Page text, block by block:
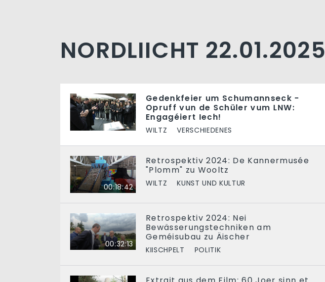
NORDLIICHT 22.01.2025
Gedenkfeier um Schumannseck -
Opruff vun de Schüler vum LNW:
Engagéiert Iech!
WILTZ VERSCHIEDENES
00:18:42
Retrospektiv 2024: De Kannermusée
"Plomm" zu Wooltz
WILTZ KUNST UND KULTUR
00:32:13
Retrospektiv 2024: Nei
Bewässerungstechniken am
Geméisubau zu Äischer
KIISCHPELT POLITIK